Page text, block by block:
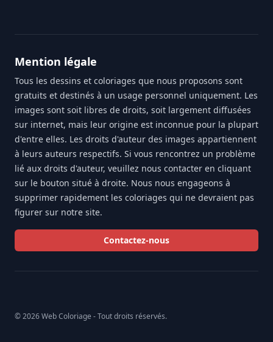
Mention légale
Tous les dessins et coloriages que nous proposons sont
gratuits et destinés à un usage personnel uniquement. Les
images sont soit libres de droits, soit largement diffusées
sur internet, mais leur origine est inconnue pour la plupart
d'entre elles. Les droits d'auteur des images appartiennent
à leurs auteurs respectifs. Si vous rencontrez un problème
lié aux droits d'auteur, veuillez nous contacter en cliquant
sur le bouton situé à droite. Nous nous engageons à
supprimer rapidement les coloriages qui ne devraient pas
figurer sur notre site.
Contactez-nous
© 2026 Web Coloriage - Tout droits réservés.